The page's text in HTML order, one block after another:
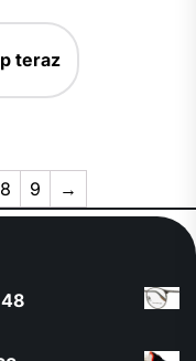
teraz
8 9 →